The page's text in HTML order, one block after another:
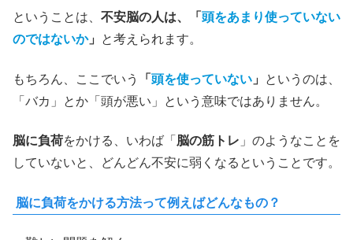
ということは、 不安脳の人は、「 頭をあまり使っていない
のではないか」 と考えられます。
もちろん、ここでいう 「 頭を使っていない 」
というのは、
「バカ」とか「頭が悪い」という意味ではありません。
脳に負荷をかける、いわば「 脳の筋トレ 」のようなことを
していないと、どんどん不安に弱くなるということです。
脳に負荷をかける方法って例えばどんなもの？